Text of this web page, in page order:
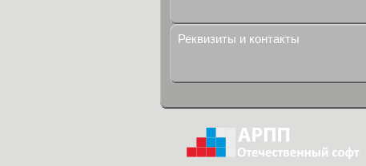
Реквизиты и контакты